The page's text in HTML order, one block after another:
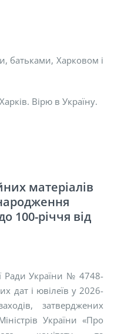
Харковом і
Вірю в Україну.
голова
матеріалів
100-річчя від
Ради України № 4748-
дат і ювілеїв у 2026-
затверджених
України «Про